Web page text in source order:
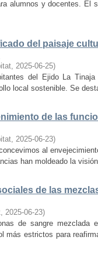
alumnos y docentes. El
del paisaje
, 2025-06-25)
del Ejido La
local sostenible. Se
de las
, 2025-06-23)
al
han moldeado la
de las
, 2025-06-23)
de sangre
más estrictos para